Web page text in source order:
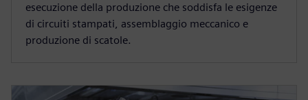
esecuzione della produzione che soddisfa le esigenze
di circuiti stampati, assemblaggio meccanico e
produzione di scatole.